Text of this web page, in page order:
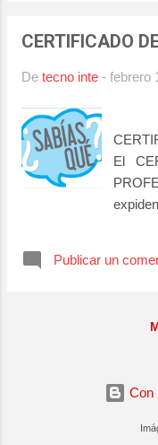
CERTIFICADO
De tecno inte - febrero
El
y se
para
Publicar un
Con